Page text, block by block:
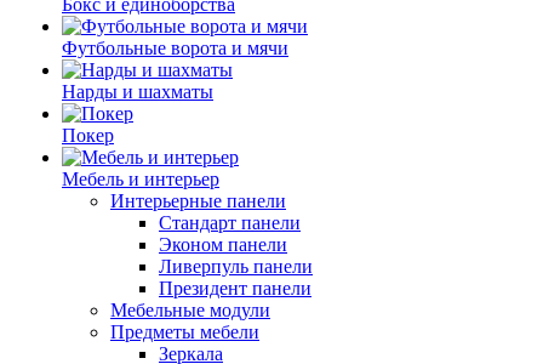
Бокс и единоборства
Футбольные ворота и мячи
Нарды и шахматы
Покер
Мебель и интерьер
Интерьерные панели
Стандарт панели
Эконом панели
Ливерпуль панели
Президент панели
Мебельные модули
Предметы мебели
Зеркала